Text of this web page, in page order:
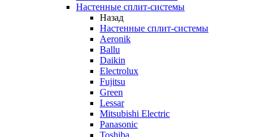
Настенные сплит-системы
Назад
Настенные сплит-системы
Aeronik
Ballu
Daikin
Electrolux
Fujitsu
Green
Lessar
Mitsubishi Electric
Panasonic
Toshiba